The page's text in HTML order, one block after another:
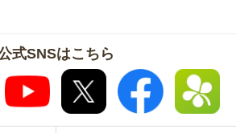
式SNSはこちら